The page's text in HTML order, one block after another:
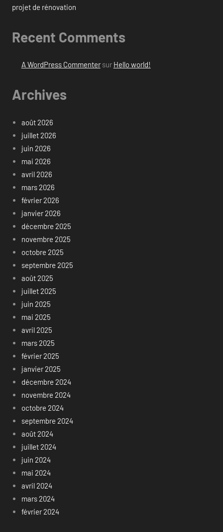
projet de rénovation
Recent Comments
A WordPress Commentersur Hello world!
Archives
août 2026
juillet 2026
juin 2026
mai 2026
avril 2026
mars 2026
février 2026
janvier 2026
décembre 2025
novembre 2025
octobre 2025
septembre 2025
août 2025
juillet 2025
juin 2025
mai 2025
avril 2025
mars 2025
février 2025
janvier 2025
décembre 2024
novembre 2024
octobre 2024
septembre 2024
août 2024
juillet 2024
juin 2024
mai 2024
avril 2024
mars 2024
février 2024